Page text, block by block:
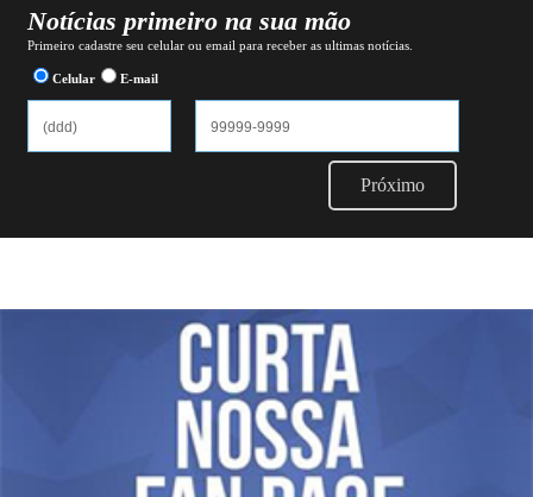
Notícias primeiro na sua mão
Primeiro cadastre seu celular ou email para receber as ultimas notícias.
Celular E-mail
Próximo